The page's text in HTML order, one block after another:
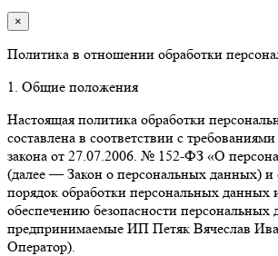
×
Политика в отношении обработки
1. Общие положения
Настоящая политика обработки
составлена в соответствии с
закона от 27.07.2006. № 152-ФЗ «О
(далее — Закон о персональных данных) и
порядок обработки персональных данных
обеспечению безопасности персональных
предпринимаемые ИП Петяк Вячеслав
Оператор).